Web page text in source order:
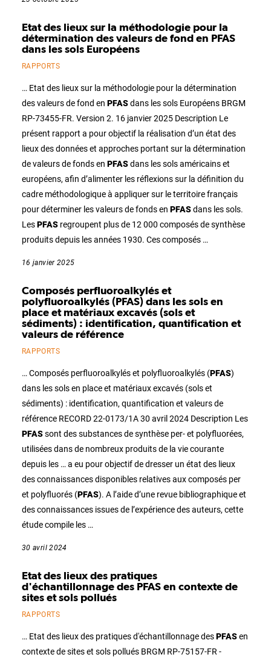
Etat des lieux sur la méthodologie pour la
détermination des valeurs de fond en PFAS
dans les sols Européens
RAPPORTS
… Etat des lieux sur la méthodologie pour la détermination
des valeurs de fond en PFASdans les sols Européens BRGM
RP-73455-FR. Version 2. 16 janvier 2025 Description Le
présent rapport a pour objectif la réalisation d’un état des
lieux des données et approches portant sur la détermination
de valeurs de fonds en PFASdans les sols américains et
européens, afin d’alimenter les réflexions sur la définition du
cadre méthodologique à appliquer sur le territoire français
pour déterminer les valeurs de fonds en PFASdans les sols.
LesPFAS regroupent plus de 12 000 composés de synthèse
produits depuis les années 1930. Ces composés …
16 janvier 2025
Composés perfluoroalkylés et
polyfluoroalkylés (PFAS) dans les sols en
place et matériaux excavés (sols et
sédiments) : identification, quantification et
valeurs de référence
RAPPORTS
… Composés perfluoroalkylés et polyfluoroalkylés (PFAS)
dans les sols en place et matériaux excavés (sols et
sédiments) : identification, quantification et valeurs de
référence RECORD 22-0173/1A 30 avril 2024 Description Les
PFASsont des substances de synthèse per- et polyfluorées,
utilisées dans de nombreux produits de la vie courante
depuis les … a eu pour objectif de dresser un état des lieux
des connaissances disponibles relatives aux composés per
et polyfluorés (PFAS). A l’aide d’une revue bibliographique et
des connaissances issues de l’expérience des auteurs, cette
étude compile les …
30 avril 2024
Etat des lieux des pratiques
d'échantillonnage des PFAS en contexte de
sites et sols pollués
RAPPORTS
… Etat des lieux des pratiques d'échantillonnage desPFASen
contexte de sites et sols pollués BRGM RP-75157-FR -